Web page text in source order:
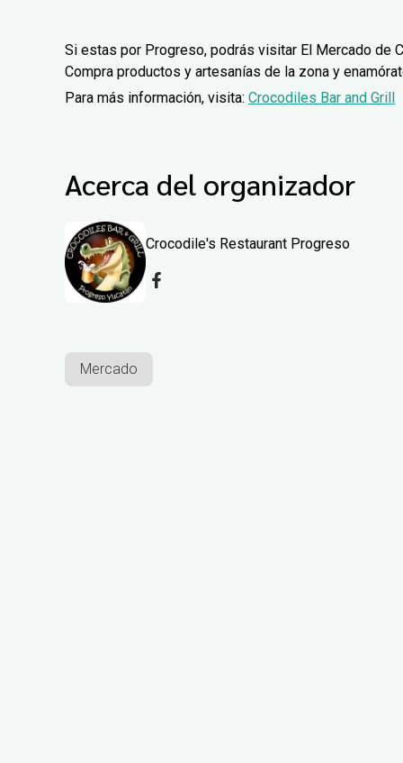
Si estas por Progreso, podrás visitar El Mercado de
Compra productos y artesanías de la zona y
Para más información, visita: Crocodiles Bar and Grill
Acerca del organizador
Crocodile's Restaurant Progreso
Mercado